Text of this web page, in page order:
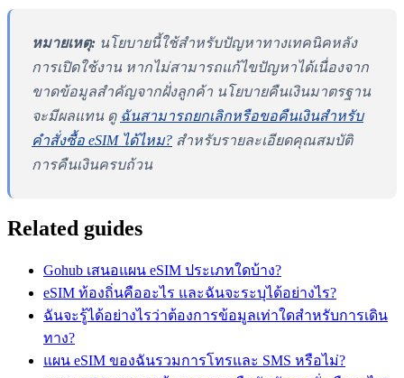
หมายเหตุ: นโยบายนี้ใช้สำหรับปัญหาทางเทคนิคหลัง
การเปิดใช้งาน หากไม่สามารถแก้ไขปัญหาได้เนื่องจาก
ขาดข้อมูลสำคัญจากฝั่งลูกค้า นโยบายคืนเงินมาตรฐาน
จะมีผลแทน ดู ฉันสามารถยกเลิกหรือขอคืนเงินสำหรับ
คำสั่งซื้อ eSIM ได้ไหม? สำหรับรายละเอียดคุณสมบัติ
การคืนเงินครบถ้วน
Related guides
Gohub เสนอแผน eSIM ประเภทใดบ้าง?
eSIM ท้องถิ่นคืออะไร และฉันจะระบุได้อย่างไร?
ฉันจะรู้ได้อย่างไรว่าต้องการข้อมูลเท่าใดสำหรับการเดิน
ทาง?
แผน eSIM ของฉันรวมการโทรและ SMS หรือไม่?